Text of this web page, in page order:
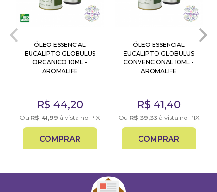
ÓLEO ESSENCIAL
EUCALIPTO GLOBULUS
ORGÂNICO 10ML -
AROMALIFE
R$ 44,20
Ou R$ 41,99 à vista no PIX
COMPRAR
ÓLEO ESSENCIAL
EUCALIPTO GLOBULUS
CONVENCIONAL 10ML -
AROMALIFE
R$ 41,40
Ou R$ 39,33à vista no PIX
COMPRAR